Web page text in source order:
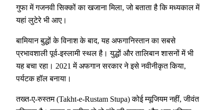
गुफा में गजनवी सिक्कों का खजाना मिला, जो बताता है कि मध्यकाल में
यहां लुटेरे भी आए।
बामियान बुद्धों के विनाश के बाद, यह अफगानिस्तान का सबसे
प्रभावशाली पूर्व-इस्लामी स्थल है। युद्धों और तालिबान शासनों में भी
यह बचा रहा। 2021 में अफगान सरकार ने इसे नवीनीकृत किया,
पर्यटक हॉल बनाया।
तख्त-ए-रुस्तम (Takht-e-Rustam Stupa) कोई म्यूजियम नहीं, जीवंत